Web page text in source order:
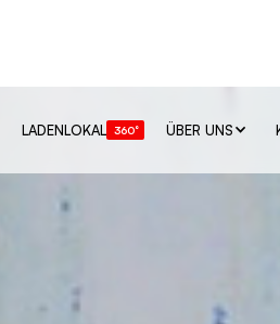
LADENLOKAL 360° ÜBER UNS